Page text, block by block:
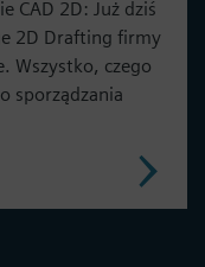
CAD 2D: Już dziś
2D Drafting firmy
Wszystko, czego
sporządzania